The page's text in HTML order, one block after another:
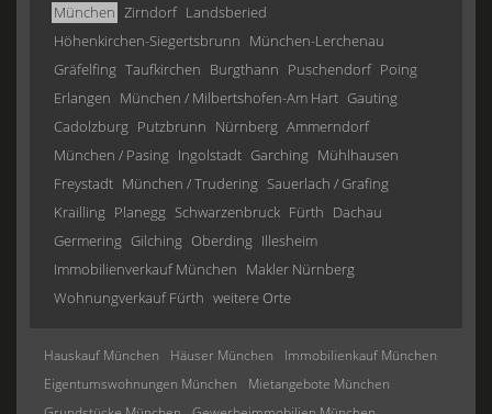
München Zirndorf Landsberied
Höhenkirchen-Siegertsbrunn München-Lerchenau
Gräfelfing Taufkirchen Burgthann Puschendorf Poing
Erlangen München / Milbertshofen-Am Hart Gauting
Cadolzburg Putzbrunn Nürnberg Ammerndorf
München / Pasing Ingolstadt Garching Mühlhausen
Freystadt München / Trudering Sauerlach / Grafing
Krailling Planegg Schwarzenbruck Fürth Dachau
Germering Gilching Oberding Illesheim
Immobilienverkauf München Makler Nürnberg
Wohnungverkauf Fürth weitere Orte
Hauskauf München Häuser München
Immobilienkauf München
Eigentumswohnungen München
Mietangebote München